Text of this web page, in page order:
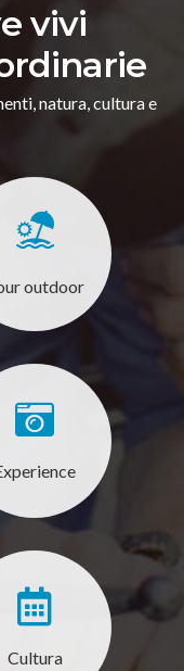
vivi
natura, cultura e
outdoor
Cultura